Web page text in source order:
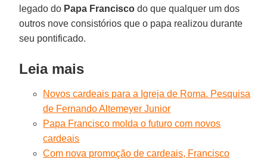
legado do Papa Francisco do que qualquer um dos
outros nove consistórios que o papa realizou durante
seu pontificado.
Leia mais
Novos cardeais para a Igreja de Roma. Pesquisa
de Fernando Altemeyer Junior
Papa Francisco molda o futuro com novos
cardeais
Com nova promoção de cardeais, Francisco